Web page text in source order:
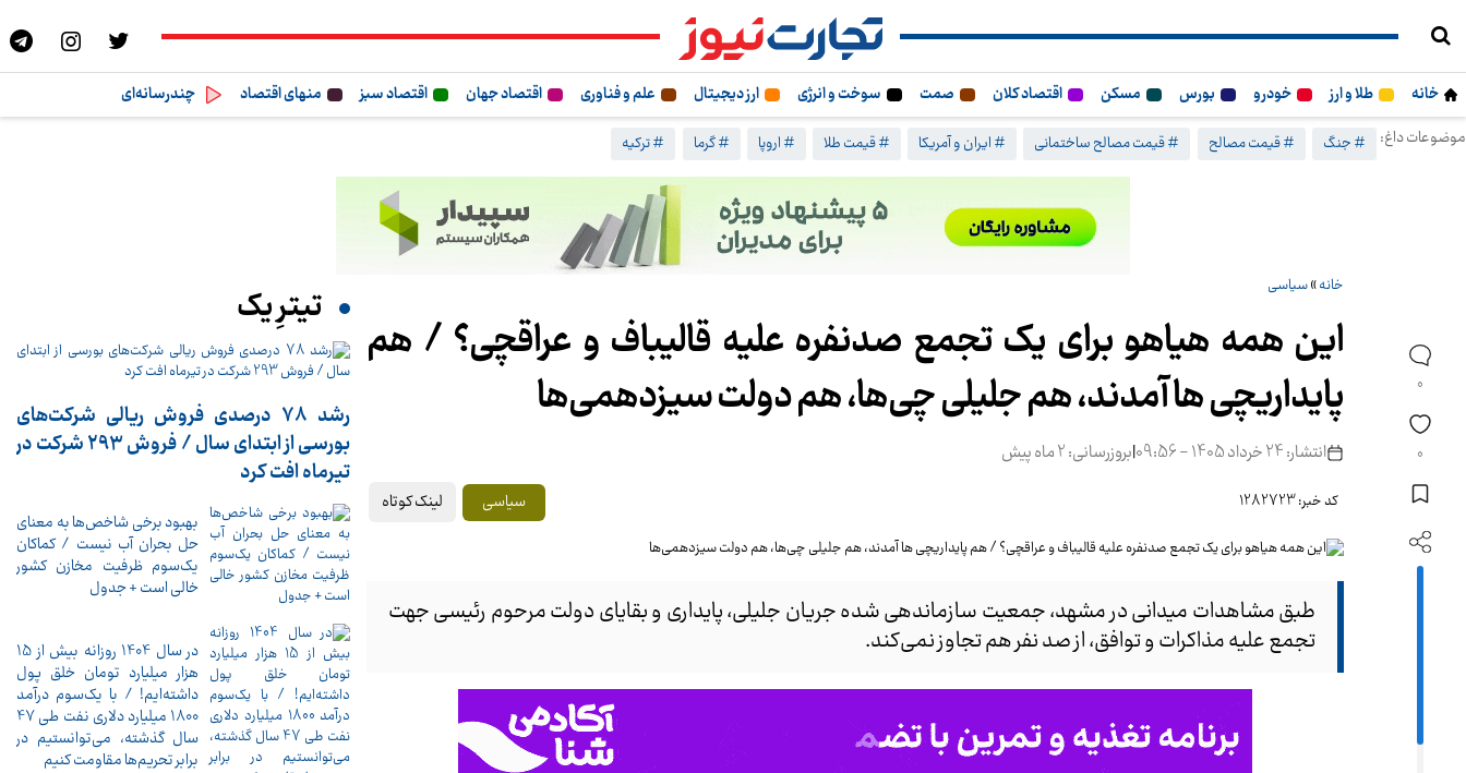
خانه طلا و ارز خودرو بورس مسکن اقتصاد کلان صمت سوخت و انرژی ارز دیجیتال علم و فناوری اقتصاد جهان اقتصاد سبز منهای اقتصاد
چندرسانه‌ای
موضوعات داغ:
# جنگ # قیمت مصالح # قیمت مصالح ساختمانی # ایران و آمریکا # قیمت طلا # اروپا # گرما # ترکیه
0
0
خانه»سیاسی
این همه هیاهو برای یک تجمع صدنفره علیه قالیباف و عراقچی؟ / هم
پایداریچی ها آمدند، هم جلیلی چی‌ها، هم دولت سیزدهمی‌ها
انتشار: 24 خرداد 1405 - 09:56 |بروزرسانی: 2 ماه پیش
کد خبر: 1282723 سیاسی لینک کوتاه
طبق مشاهدات میدانی در مشهد، جمعیت سازماندهی شده جریان جلیلی، پایداری و بقایای دولت مرحوم رئیسی جهت
تجمع علیه مذاکرات و توافق، از صد نفر هم تجاوز نمی‌کند.
تیترِ یک
رشد 78 درصدی فروش ریالی شرکت‌های
بورسی از ابتدای سال / فروش 293 شرکت در
تیرماه افت کرد
بهبود برخی شاخص‌ها به معنای
حل بحران آب نیست / کماکان
یک‌سوم ظرفیت مخازن کشور
خالی است + جدول
در سال 1404 روزانه بیش از 15
هزار میلیارد تومان خلق پول
داشته‌ایم! / با یک‌سوم درآمد
1800 میلیارد دلاری نفت طی 47
سال گذشته، می‌توانستیم در
برابر تحریم‌ها مقاومت کنیم